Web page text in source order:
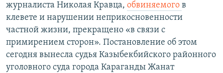
журналиста Николая Кравца, обвиняемого в
клевете и нарушении неприкосновенности
частной жизни, прекращено «в связи с
примирением сторон». Постановление об этом
сегодня вынесла судья Казыбекбийского районного
уголовного суда города Караганды Жанат